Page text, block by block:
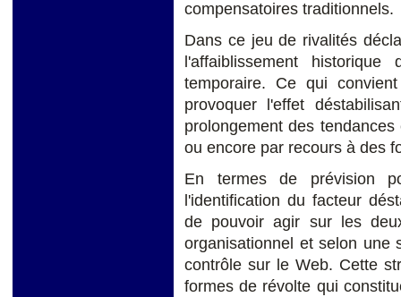
compensatoires traditionnels.
Dans ce jeu de rivalités
l'affaiblissement
temporaire. Ce qui
provoquer l'effet
prolongement des
ou encore par recours à des
En termes de prévision
l'identification du facteur
de pouvoir agir sur les
organisationnel et selon une
contrôle sur le Web. Cette
formes de révolte qui